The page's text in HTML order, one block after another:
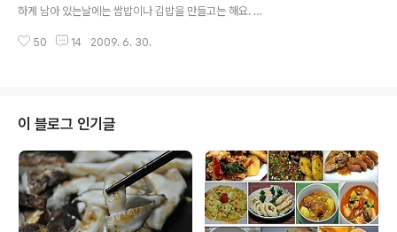
이랍니다. 즈유간장은 메밀국수는 물론 소면을 말아 먹어
고에 두고 한참을 먹을수 있답니다. 날잡아서 하루만 고생
하게 남아 있는날에는 쌈밥이나 김밥을 만들고는 해요. 오
없는데도.. 쌈밥을 만들었어요. 왜냐! ㅎㅎ 박람회에 가서
곰취의 쌈싸름한 막과 잘 어울리는 토속적인 맛을 위하여
단무지를 대신하여 짱아치를 넣어 만들었답니다. 그랬더
니.. 곰취의 쌉싸름한 맛과 짱아치의 짭쪼롬한 맛이 잘 어우
러 지네요. 요즘처럼 더운 여름에.. 미리만들어 두면 .. 식사
시간이 한가해 지는 곰취 짱아치 쌈밥이랍니다. ㅎㅎ 그리
하여 오늘의 요리는..쌉싸름한 매력의 ..
50 14 2009. 6. 30.
이 블로그 인기글